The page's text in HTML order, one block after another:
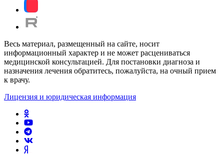
Весь материал, размещенный на сайте, носит
информационный характер и не может расцениваться
медицинской консультацией. Для постановки диагноза и
назначения лечения обратитесь, пожалуйста, на очный прием
к врачу.
Лицензия и юридическая информация